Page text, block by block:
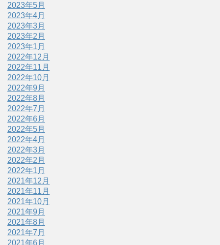
2023年5月
2023年4月
2023年3月
2023年2月
2023年1月
2022年12月
2022年11月
2022年10月
2022年9月
2022年8月
2022年7月
2022年6月
2022年5月
2022年4月
2022年3月
2022年2月
2022年1月
2021年12月
2021年11月
2021年10月
2021年9月
2021年8月
2021年7月
2021年6月